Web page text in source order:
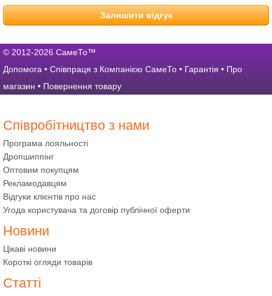
Залишити відгук
© 2012-2026 СамеТо™
Допомога • Співпраця з Компанією СамеТо • Гарантія • Про
магазин • Повернення товару
Співробітництво з нами
Програма лояльності
Дропшиппінг
Оптовим покупцям
Рекламодавцям
Відгуки клієнтів про нас
Угода користувача та договір публічної оферти
Новини
Цікаві новини
Короткі огляди товарів
Статті